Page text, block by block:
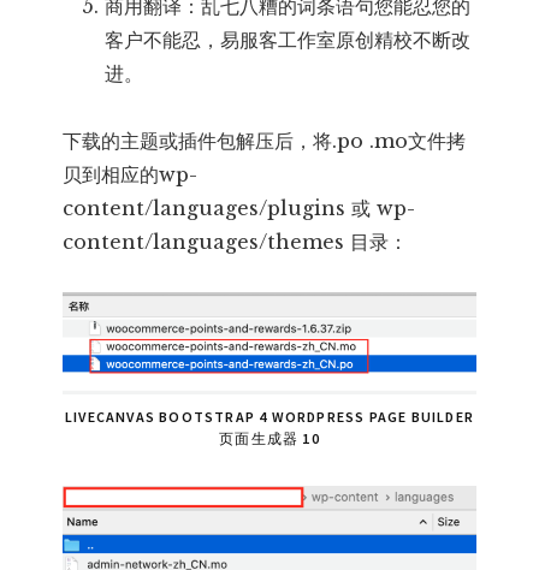
商用翻译：乱七八糟的词条语句您能忍您的
客户不能忍，易服客工作室原创精校不断改
进。
下载的主题或插件包解压后，将.po .mo文件拷
贝到相应的wp-
content/languages/plugins 或 wp-
content/languages/themes 目录：
LIVECANVAS BOOTSTRAP 4 WORDPRESS PAGE BUILDER
页面生成器 10